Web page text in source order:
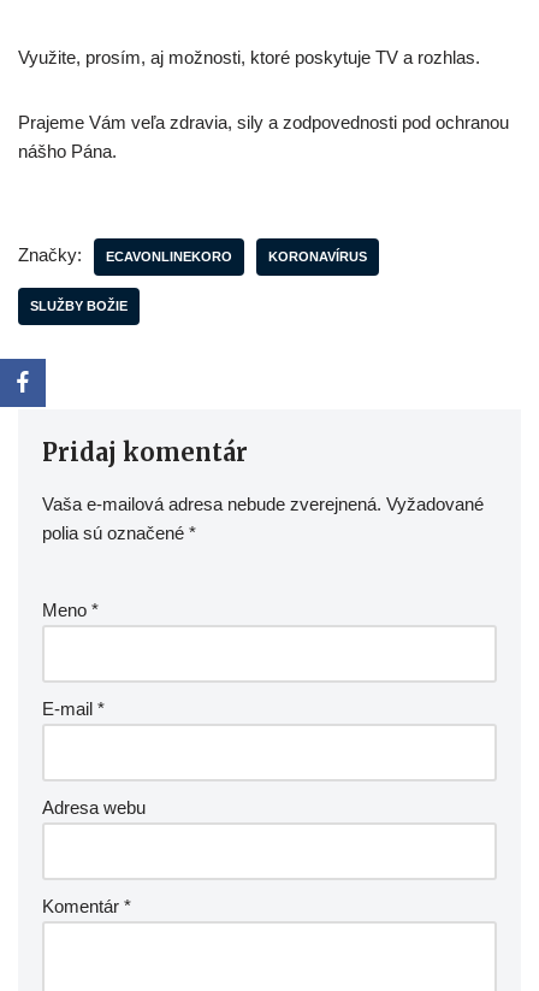
Využite, prosím, aj možnosti, ktoré poskytuje TV a rozhlas.
Prajeme Vám veľa zdravia, sily a zodpovednosti pod ochranou
nášho Pána.
Značky: ECAVONLINEKORO KORONAVÍRUS
SLUŽBY BOŽIE
Pridaj komentár
Vaša e-mailová adresa nebude zverejnená. Vyžadované
polia sú označené *
Meno *
E-mail *
Adresa webu
Komentár *